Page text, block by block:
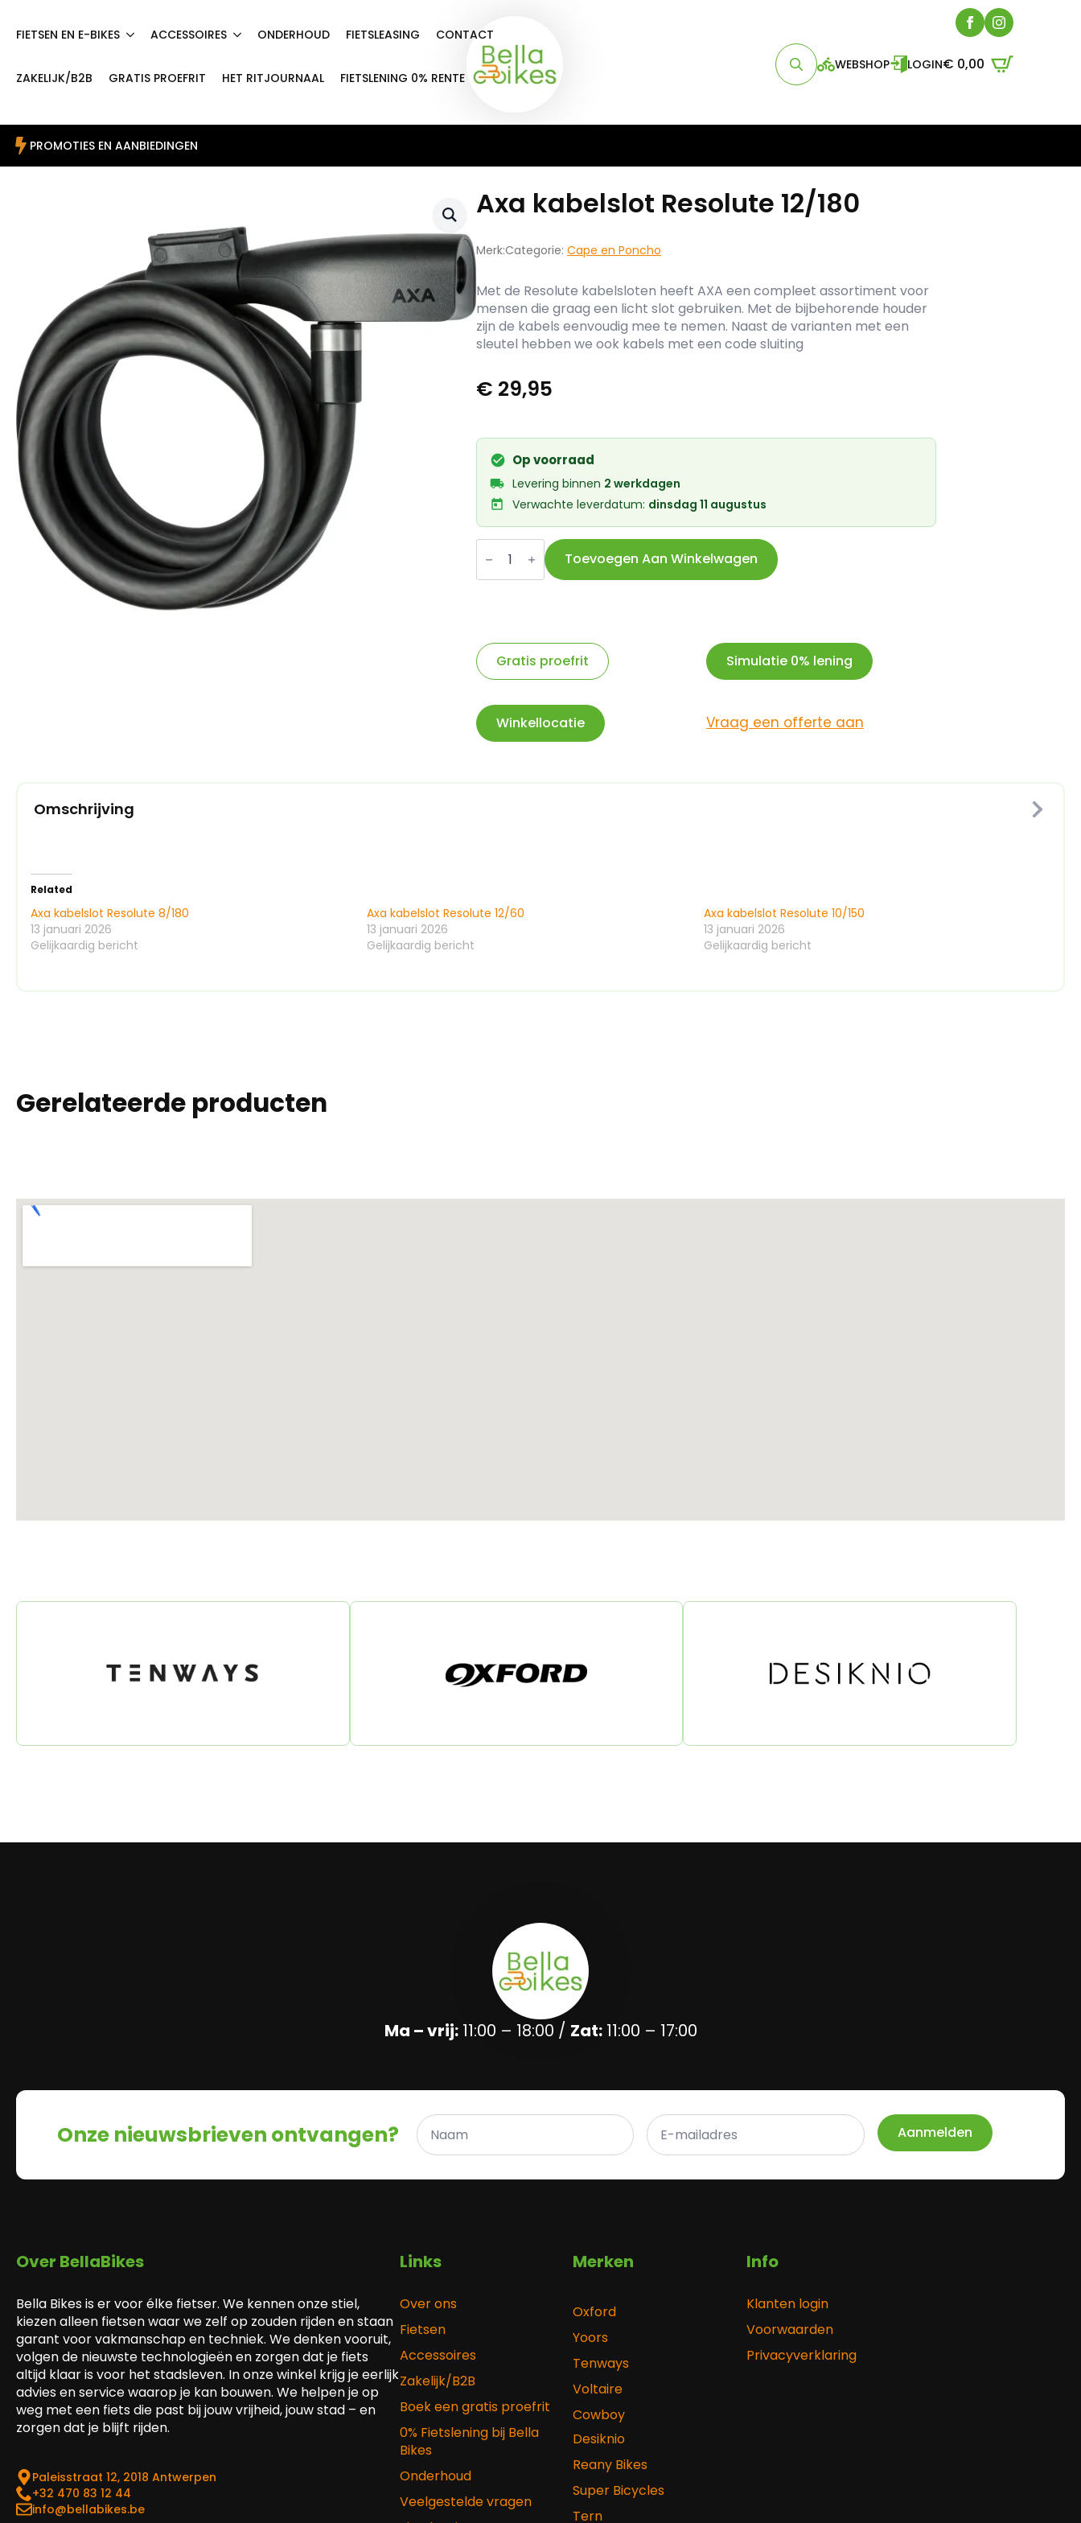
FIETSEN EN E-BIKES ACCESSOIRES ONDERHOUD FIETSLEASING CONTACT
ZAKELIJK/B2B GRATIS PROEFRIT HET RITJOURNAAL FIETSLENING 0% RENTE
WEBSHOP LOGIN€ 0,00
PROMOTIES EN AANBIEDINGEN
Axa kabelslot Resolute 12/180
Merk:Categorie: Cape en Poncho
Met de Resolute kabelsloten heeft AXA een compleet assortiment voor
mensen die graag een licht slot gebruiken. Met de bijbehorende houder
zijn de kabels eenvoudig mee te nemen. Naast de varianten met een
sleutel hebben we ook kabels met een code sluiting
€ 29,95
Op voorraad
Levering binnen 2 werkdagen
Verwachte leverdatum: dinsdag 11 augustus
Axa
kabelslot
Resolute
12/180
Toevoegen Aan Winkelwagen
Gratis proefrit Simulatie 0% lening
Winkellocatie Vraag een offerte aan
Omschrijving
Related
Axa kabelslot Resolute 8/180
13 januari 2026
Gelijkaardig bericht
Axa kabelslot Resolute 12/60
13 januari 2026
Gelijkaardig bericht
Axa kabelslot Resolute 10/150
13 januari 2026
Gelijkaardig bericht
Gerelateerde producten
Ma – vrij:11:00 – 18:00 / Zat:11:00 – 17:00
Onze nieuwsbrieven ontvangen?
Naam
*
E-
mailadres
*
Aanmelden
Over BellaBikes
Bella Bikes is er voor élke fietser. We kennen onze stiel,
kiezen alleen fietsen waar we zelf op zouden rijden en staan
garant voor vakmanschap en techniek. We denken vooruit,
volgen de nieuwste technologieën en zorgen dat je fiets
altijd klaar is voor het stadsleven. In onze winkel krijg je eerlijk
advies en service waarop je kan bouwen. We helpen je op
weg met een fiets die past bij jouw vrijheid, jouw stad – en
zorgen dat je blijft rijden.
Paleisstraat 12, 2018 Antwerpen
‎+32 470 83 12 44
info@bellabikes.be
Links
Over ons
Fietsen
Accessoires
Zakelijk/B2B
Boek een gratis proefrit
0% Fietslening bij Bella
Bikes
Onderhoud
Veelgestelde vragen
Merken
Oxford
Yoors
Tenways
Voltaire
Cowboy
Desiknio
Reany Bikes
Super Bicycles
Tern
Info
Klanten login
Voorwaarden
Privacyverklaring